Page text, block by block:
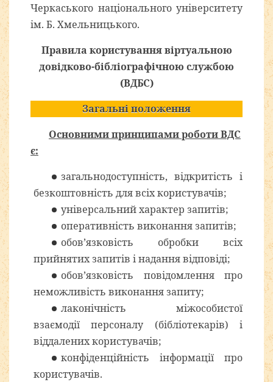
Черкаського національного університету
ім. Б. Хмельницького.
Правила користування віртуальною
довідково-бібліографічною службою
(ВДБС)
Загальні положення
Основними принципами роботи ВДС
є:
загальнодоступність, відкритість і
безкоштовність для всіх користувачів;
універсальний характер запитів;
оперативність виконання запитів;
обов’язковість обробки всіх
прийнятих запитів і надання відповіді;
обов’язковість повідомлення про
неможливість виконання запиту;
лаконічність міжособистої
взаємодії персоналу (бібліотекарів) і
віддалених користувачів;
конфіденційність інформації про
користувачів.